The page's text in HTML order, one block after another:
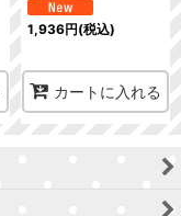
1,936円(税込)
カートに入れる